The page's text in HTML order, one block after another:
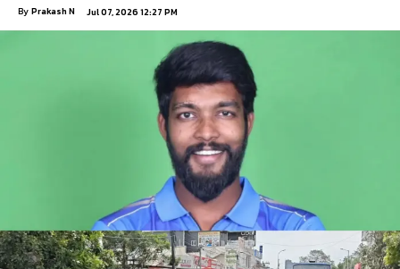
By Prakash N Jul 07, 2026 12:27 PM